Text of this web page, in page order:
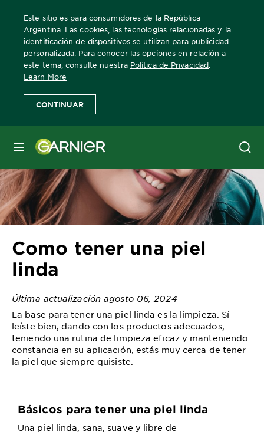
Este sitio es para consumidores de la República
Argentina. Las cookies, las tecnologías relacionadas y la
identificación de dispositivos se utilizan para publicidad
personalizada. Para conocer las opciones en relación a
este tema, consulte nuestra Política de Privacidad
Learn More
CONTINUAR
MENÚ
Home escuelagarnier cuidado-de-la-piel Como tener una piel
Como tener una piel
linda
Última actualización agosto 06, 2024
La base para tener una piel linda es la limpieza. Sí
leíste bien, dando con los productos adecuados,
teniendo una rutina de limpieza eficaz y manteniendo
constancia en su aplicación, estás muy cerca de tener
la piel que siempre quisiste.
Básicos para tener una piel linda
Una piel linda, sana, suave y libre de